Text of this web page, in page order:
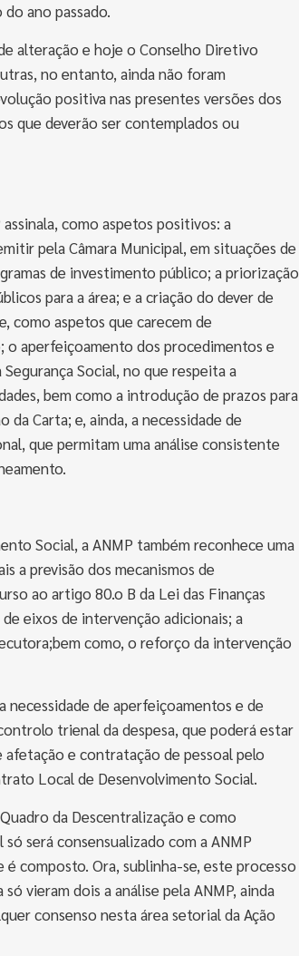
ano passado.
alteração e hoje o Conselho Diretivo
no entanto, ainda não foram
positiva nas presentes versões dos
que deverão ser contemplados ou
como aspetos positivos: a
pela Câmara Municipal, em situações de
de investimento público; a priorização
para a área; e a criação do dever de
como aspetos que carecem de
o aperfeiçoamento dos procedimentos e
Social, no que respeita a
bem como a introdução de prazos para
Carta; e, ainda, a necessidade de
que permitam uma análise consistente
Social, a ANMP também reconhece uma
a previsão dos mecanismos de
ao artigo 80.o B da Lei das Finanças
eixos de intervenção adicionais; a
como, o reforço da intervenção
necessidade de aperfeiçoamentos e de
trienal da despesa, que poderá estar
e contratação de pessoal pelo
Local de Desenvolvimento Social.
da Descentralização e como
será consensualizado com a ANMP
composto. Ora, sublinha-se, este processo
vieram dois a análise pela ANMP, ainda
consenso nesta área setorial da Ação